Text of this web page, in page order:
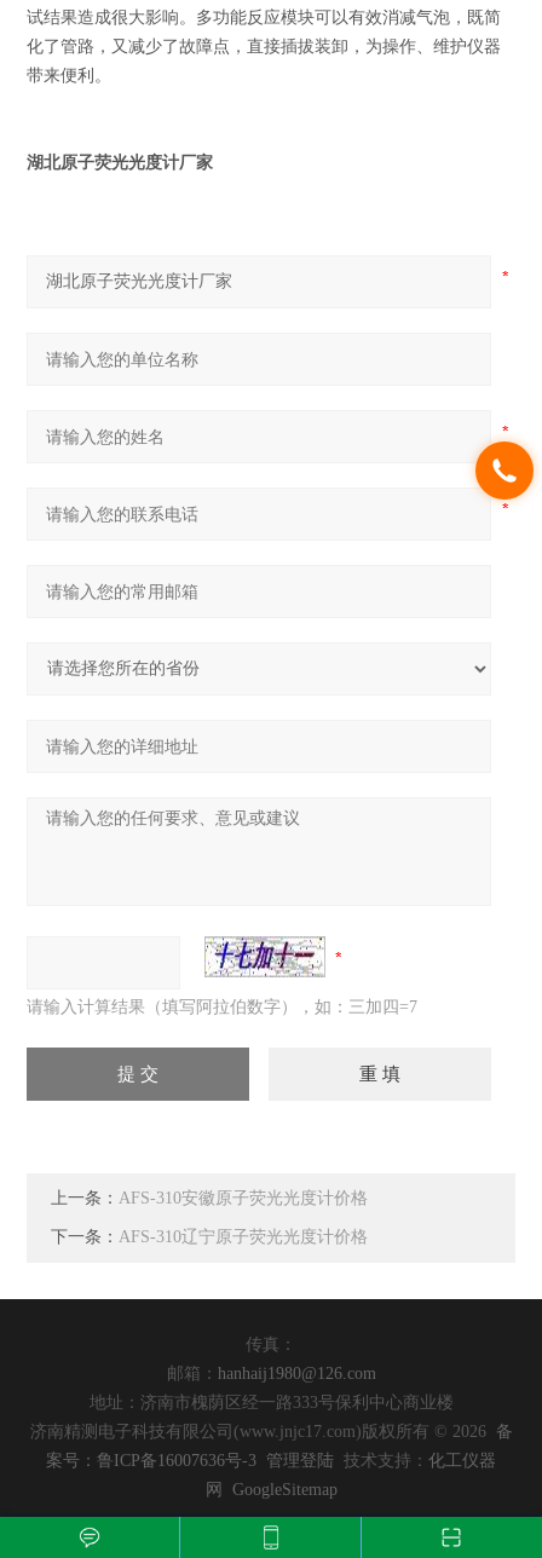
试结果造成很大影响。多功能反应模块可以有效消减气泡，既简
化了管路，又减少了故障点，直接插拔装卸，为操作、维护仪器
带来便利。
湖北原子荧光光度计厂家
请输入计算结果（填写阿拉伯数字），如：三加四=7
上一条：AFS-310安徽原子荧光光度计价格
下一条：AFS-310辽宁原子荧光光度计价格
传真：
邮箱： hanhaij1980@126.com
地址：济南市槐荫区经一路333号保利中心商业楼
济南精测电子科技有限公司(www.jnjc17.com)版权所有 © 2026 备
案号：鲁ICP备16007636号-3 管理登陆 技术支持： 化工仪器
网
GoogleSitemap